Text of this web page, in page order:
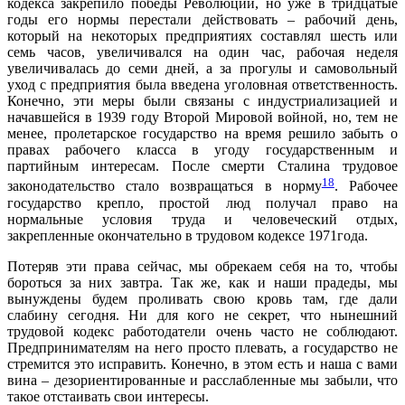
кодекса закрепило победы Революции, но уже в тридцатые
годы его нормы перестали действовать – рабочий день,
который на некоторых предприятиях составлял шесть или
семь часов, увеличивался на один час, рабочая неделя
увеличивалась до семи дней, а за прогулы и самовольный
уход с предприятия была введена уголовная ответственность.
Конечно, эти меры были связаны с индустриализацией и
начавшейся в 1939 году Второй Мировой войной, но, тем не
менее, пролетарское государство на время решило забыть о
правах рабочего класса в угоду государственным и
партийным интересам. После смерти Сталина трудовое
законодательство стало возвращаться в норму18. Рабочее
государство крепло, простой люд получал право на
нормальные условия труда и человеческий отдых,
закрепленные окончательно в трудовом кодексе 1971года.
Потеряв эти права сейчас, мы обрекаем себя на то, чтобы
бороться за них завтра. Так же, как и наши прадеды, мы
вынуждены будем проливать свою кровь там, где дали
слабину сегодня. Ни для кого не секрет, что нынешний
трудовой кодекс работодатели очень часто не соблюдают.
Предпринимателям на него просто плевать, а государство не
стремится это исправить. Конечно, в этом есть и наша с вами
вина – дезориентированные и расслабленные мы забыли, что
такое отстаивать свои интересы.